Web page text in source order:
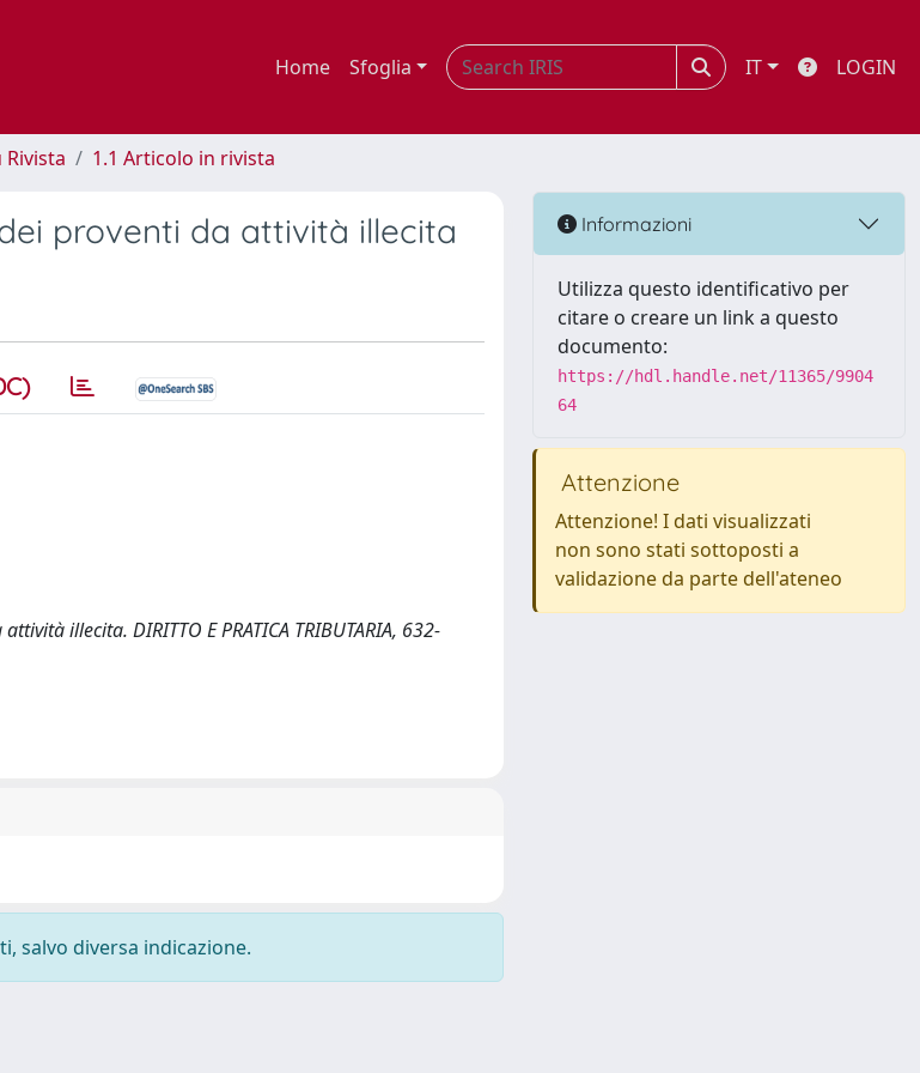
Home Sfoglia IT LOGIN
1.1 Articolo in rivista
proventi da attività illecita
illecita. DIRITTO E PRATICA TRIBUTARIA, 632-
salvo diversa indicazione.
Informazioni
Utilizza questo identificativo per
citare o creare un link a questo
documento:
https://hdl.handle.net/11365/9904
64
Attenzione
Attenzione! I dati visualizzati
non sono stati sottoposti a
validazione da parte dell'ateneo